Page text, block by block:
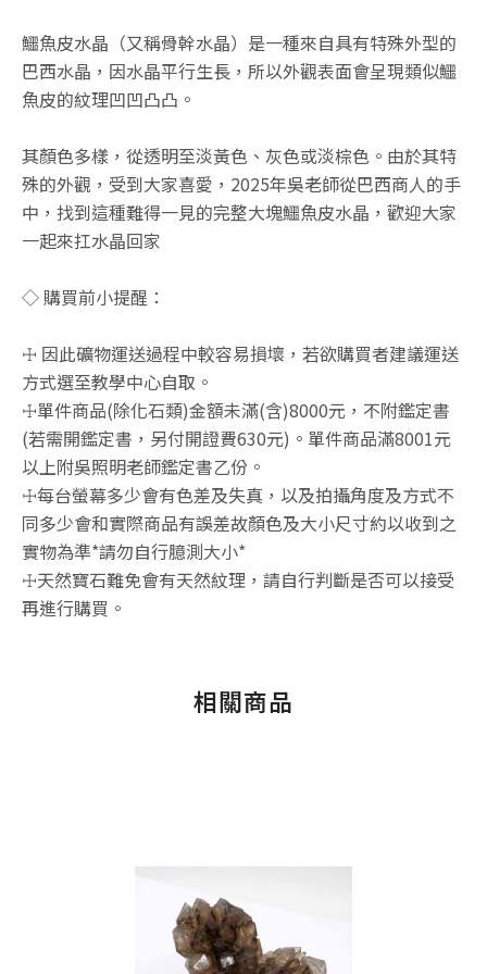
鱷魚皮水晶（又稱骨幹水晶）是一種來自具有特殊外型的
巴西水晶，因水晶平行生長，所以外觀表面會呈現類似鱷
魚皮的紋理凹凹凸凸。
其顏色多樣，從透明至淡黃色、灰色或淡棕色。由於其特
殊的外觀，受到大家喜愛，2025年吳老師從巴西商人的手
中，找到這種難得一見的完整大塊鱷魚皮水晶，歡迎大家
一起來扛水晶回家
◇ 購買前小提醒：
☩ 因此礦物運送過程中較容易損壞，若欲購買者建議運送
方式選至教學中心自取。
☩單件商品(除化石類)金額未滿(含)8000元，不附鑑定書
(若需開鑑定書，另付開證費630元)。單件商品滿8001元
以上附吳照明老師鑑定書乙份。
☩每台螢幕多少會有色差及失真，以及拍攝角度及方式不
同多少會和實際商品有誤差故顏色及大小尺寸約以收到之
實物為準*請勿自行臆測大小*
☩天然寶石難免會有天然紋理，請自行判斷是否可以接受
再進行購買。
相關商品